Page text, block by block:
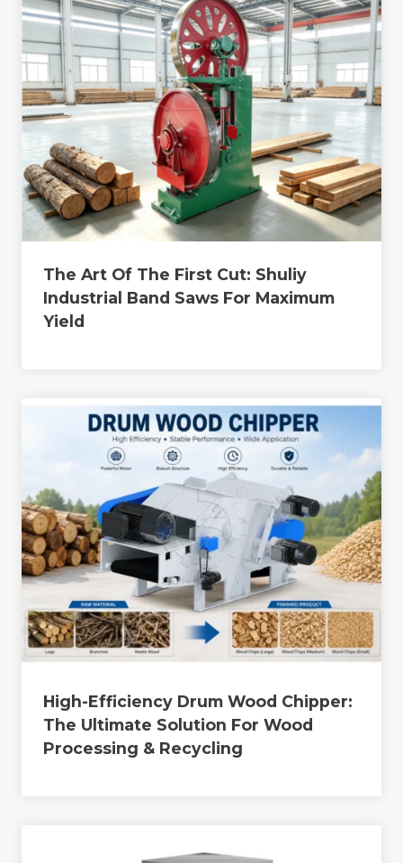
The Art Of The First Cut: Shuliy
Industrial Band Saws For Maximum
Yield
High-Efficiency Drum Wood Chipper:
The Ultimate Solution For Wood
Processing & Recycling